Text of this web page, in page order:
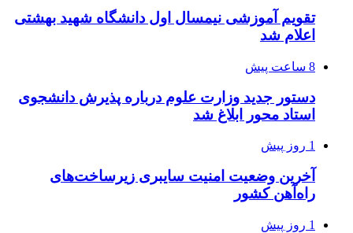
تقویم آموزشی نیمسال اول دانشگاه شهید بهشتی
اعلام شد
8 ساعت پیش
دستور جدید وزارت علوم درباره پذیرش دانشجوی
استاد محور ابلاغ شد
1 روز پیش
آخرین وضعیت امنیت سایبری زیرساخت‌های
راه‌آهن کشور
1 روز پیش